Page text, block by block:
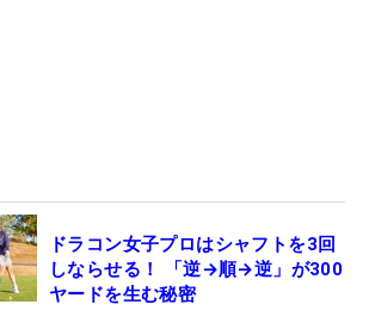
ドラコン女子プロはシャフトを3回
しならせる！ 「逆→順→逆」が300
ヤードを生む秘密